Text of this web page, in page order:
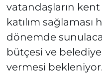
vatandaşların
katılım sağlaması
dönemde
bütçesi ve
vermesi bekleniyor.